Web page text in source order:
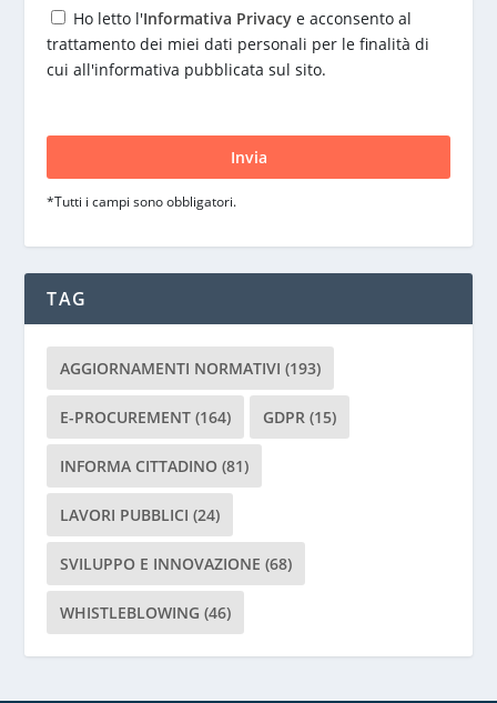
Ho letto l'Informativa Privacy e acconsento al
trattamento dei miei dati personali per le finalità di
cui all'informativa pubblicata sul sito.
i
r
e
d
s
i
r
v
o
u
*Tutti i campi sono obbligatori.
TAG
AGGIORNAMENTI NORMATIVI (193)
E-PROCUREMENT (164) GDPR (15)
INFORMA CITTADINO (81)
LAVORI PUBBLICI (24)
SVILUPPO E INNOVAZIONE (68)
WHISTLEBLOWING (46)